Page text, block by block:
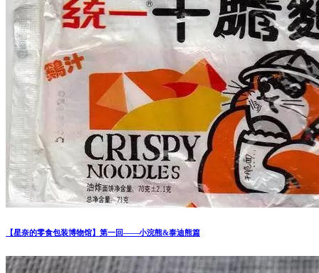
【星奈的零食包装博物馆】第一回——小浣熊&泰迪熊篇